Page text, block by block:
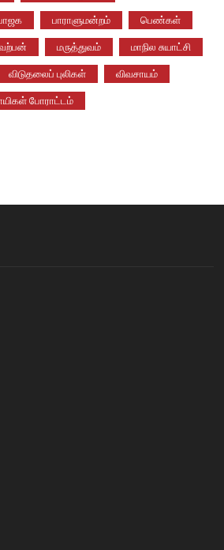
பாராளுமன்றம் பெண்கள்
மருத்துவம் மாநில சுயாட்சி
விடுதலைப் புலிகள் விவசாயம்
போராட்டம்